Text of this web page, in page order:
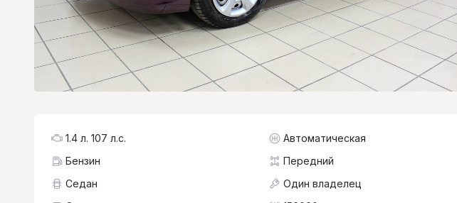
1.4 л. 107 л.с.
Автоматическая
Бензин
Передний
Седан
Один владелец